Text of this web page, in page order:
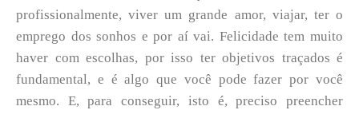
profissionalmente, viver um grande amor, viajar, ter o
emprego dos sonhos e por aí vai. Felicidade tem muito
haver com escolhas, por isso ter objetivos traçados é
fundamental, e é algo que você pode fazer por você
mesmo. E, para conseguir, isto é, preciso preencher